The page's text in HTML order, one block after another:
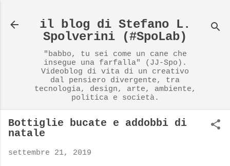
il blog di Stefano L.
Spolverini (#SpoLab)
"babbo, tu sei come un cane che
insegue una farfalla" (JJ-Spo).
Videoblog di vita di un creativo
dal pensiero divergente, tra
tecnologia, design, arte, ambiente,
politica e società.
Bottiglie bucate e addobbi di
natale
settembre 21, 2019